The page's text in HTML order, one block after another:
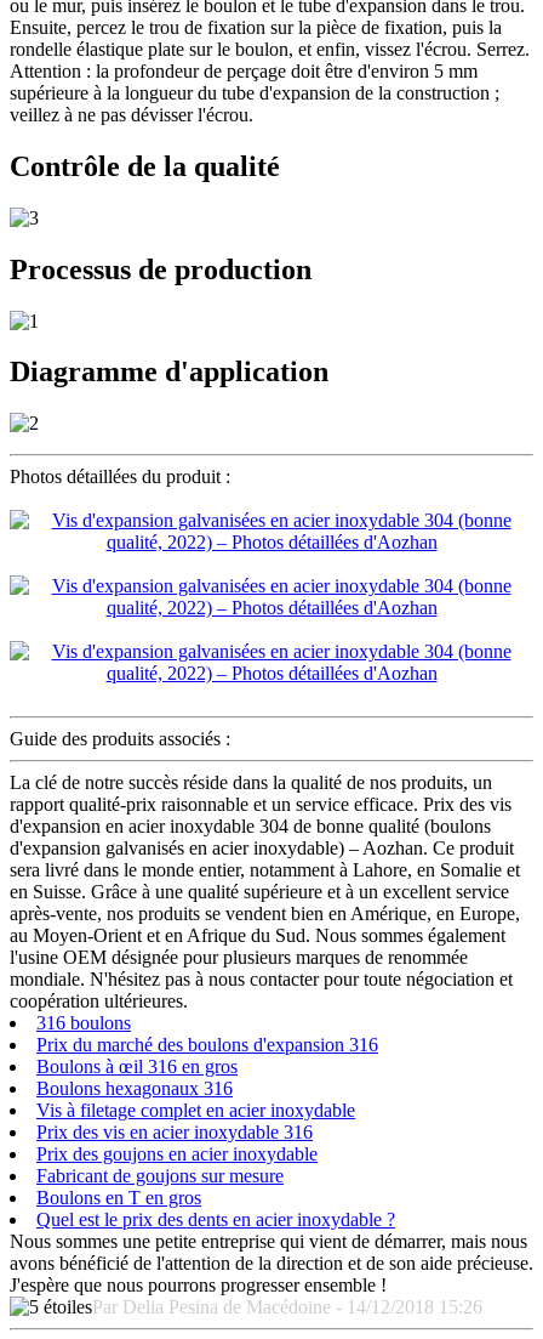
ou le mur, puis insérez le boulon et le tube d'expansion dans le trou.
Ensuite, percez le trou de fixation sur la pièce de fixation, puis la
rondelle élastique plate sur le boulon, et enfin, vissez l'écrou. Serrez.
Attention : la profondeur de perçage doit être d'environ 5 mm
supérieure à la longueur du tube d'expansion de la construction ;
veillez à ne pas dévisser l'écrou.
Contrôle de la qualité
Processus de production
Diagramme d'application
Photos détaillées du produit :
Guide des produits associés :
La clé de notre succès réside dans la qualité de nos produits, un
rapport qualité-prix raisonnable et un service efficace. Prix des vis
d'expansion en acier inoxydable 304 de bonne qualité (boulons
d'expansion galvanisés en acier inoxydable) – Aozhan. Ce produit
sera livré dans le monde entier, notamment à Lahore, en Somalie et
en Suisse. Grâce à une qualité supérieure et à un excellent service
après-vente, nos produits se vendent bien en Amérique, en Europe,
au Moyen-Orient et en Afrique du Sud. Nous sommes également
l'usine OEM désignée pour plusieurs marques de renommée
mondiale. N'hésitez pas à nous contacter pour toute négociation et
coopération ultérieures.
316 boulons
Prix du marché des boulons d'expansion 316
Boulons à œil 316 en gros
Boulons hexagonaux 316
Vis à filetage complet en acier inoxydable
Prix des vis en acier inoxydable 316
Prix des goujons en acier inoxydable
Fabricant de goujons sur mesure
Boulons en T en gros
Quel est le prix des dents en acier inoxydable ?
Nous sommes une petite entreprise qui vient de démarrer, mais nous
avons bénéficié de l'attention de la direction et de son aide précieuse.
J'espère que nous pourrons progresser ensemble !
Par Delia Pesina de Macédoine - 14/12/2018 15:26